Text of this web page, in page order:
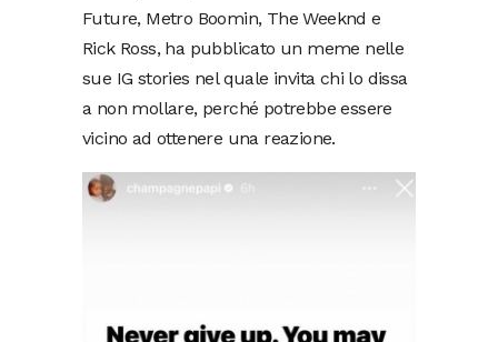
Future, Metro Boomin, The Weeknd e
Rick Ross, ha pubblicato un meme nelle
sue IG stories nel quale invita chi lo dissa
a non mollare, perché potrebbe essere
vicino ad ottenere una reazione.